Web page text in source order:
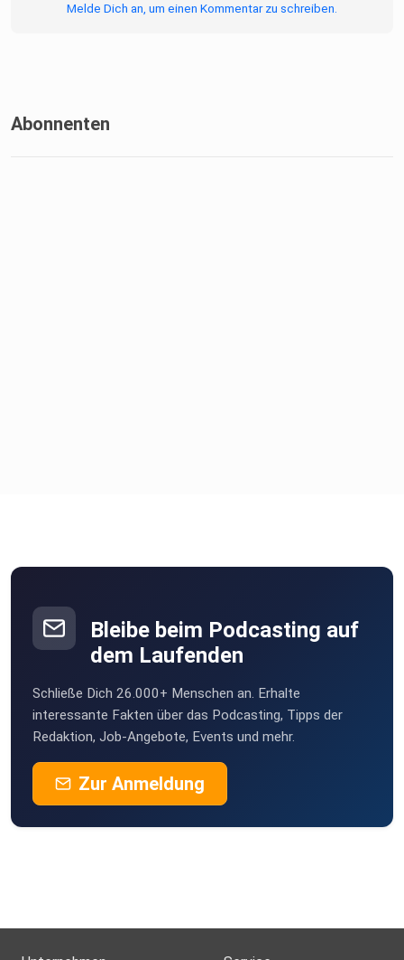
Melde Dich an, um einen Kommentar zu schreiben.
Abonnenten
Bleibe beim Podcasting auf
dem Laufenden
Schließe Dich 26.000+ Menschen an. Erhalte
interessante Fakten über das Podcasting, Tipps der
Redaktion, Job-Angebote, Events und mehr.
Zur Anmeldung